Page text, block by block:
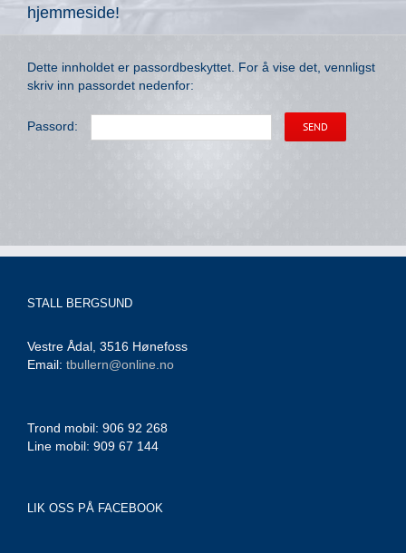
hjemmeside!
Dette innholdet er passordbeskyttet. For å vise det, vennligst
skriv inn passordet nedenfor:
Passord:
STALL BERGSUND
Vestre Ådal, 3516 Hønefoss
Email: tbullern@online.no
Trond mobil: 906 92 268
Line mobil: 909 67 144
LIK OSS PÅ FACEBOOK